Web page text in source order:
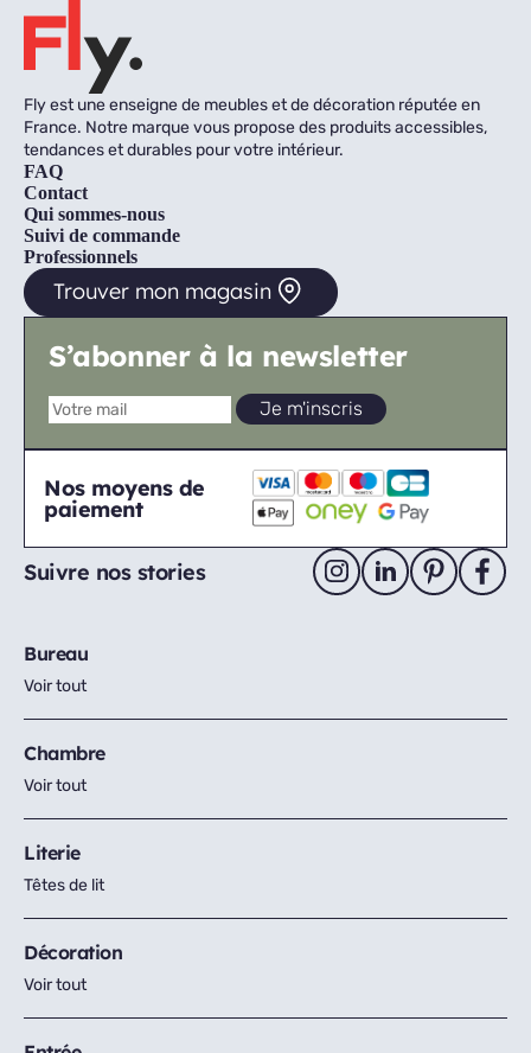
Fly est une enseigne de meubles et de décoration réputée en
France. Notre marque vous propose des produits accessibles,
tendances et durables pour votre intérieur.
FAQ
Contact
Qui sommes-nous
Suivi de commande
Professionnels
Trouver mon magasin
S’abonner à la newsletter
Nos moyens de
paiement
Suivre nos stories
Bureau
Voir tout
Chambre
Voir tout
Literie
Têtes de lit
Décoration
Voir tout